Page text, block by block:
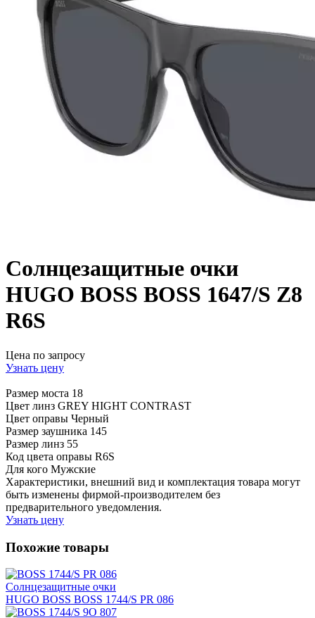
Солнцезащитные очки
HUGO BOSS BOSS 1647/S Z8
R6S
Цена по запросу
Узнать цену
Размер моста 18
Цвет линз GREY HIGHT CONTRAST
Цвет оправы Черный
Размер заушника 145
Размер линз 55
Код цвета оправы R6S
Для кого Мужские
Характеристики, внешний вид и комплектация товара могут
быть изменены фирмой-производителем без
предварительного уведомления.
Узнать цену
Похожие товары
Солнцезащитные очки
HUGO BOSS BOSS 1744/S PR 086